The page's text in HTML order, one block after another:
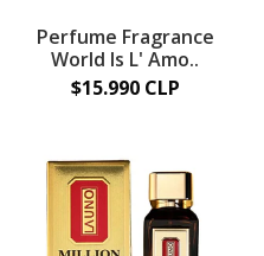
Perfume Fragrance
World Is L' Amo..
$15.990 CLP